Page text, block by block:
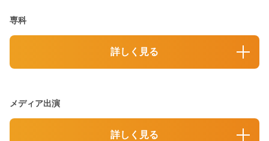
専科
詳しく見る
メディア出演
詳しく見る